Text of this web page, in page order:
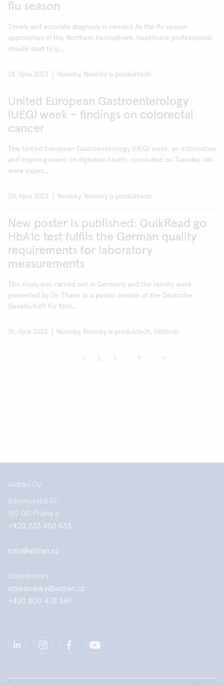
flu season
Timely and accurate diagnosis is needed As the flu season
approaches in the Northern hemisphere, healthcare professionals
should start to p...
24. října 2023 Novinky, Novinky o produktech
United European Gastroenterology
(UEG) week – findings on colorectal
cancer
The United European Gastroenterology (UEG) week, an informative
and inspiring event on digestive health, concluded on Tuesday. We
were espec...
20. října 2023 Novinky, Novinky o produktech
New poster is published: QuikRead go
HbA1c test fulfils the German quality
requirements for laboratory
measurements
The study was carried out in Germany and the results were
presented by Dr. Thaler in a poster session at the Deutsche
Gesellschaft für Klini...
19. října 2023 Novinky, Novinky o produktech, Události
1 2 3 ... 9
Aidian Oy
Bělohorská 57,
169 00 Praha 6
+420 233 350 533
info@aidian.cz
Objednávky
objednavky@aidian.cz
+420 800 470 359